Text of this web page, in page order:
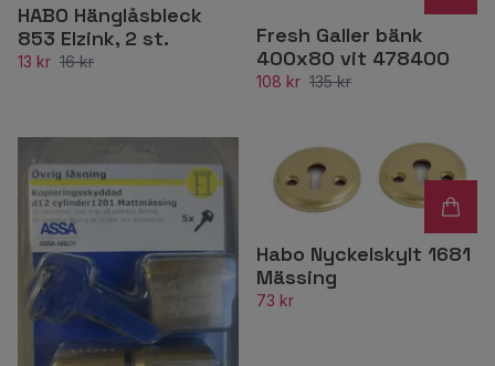
HABO Hänglåsbleck
853 Elzink, 2 st.
13 kr 16 kr
Fresh Galler bänk
400x80 vit 478400
108 kr 135 kr
Habo Nyckelskylt 1681
Mässing
73 kr